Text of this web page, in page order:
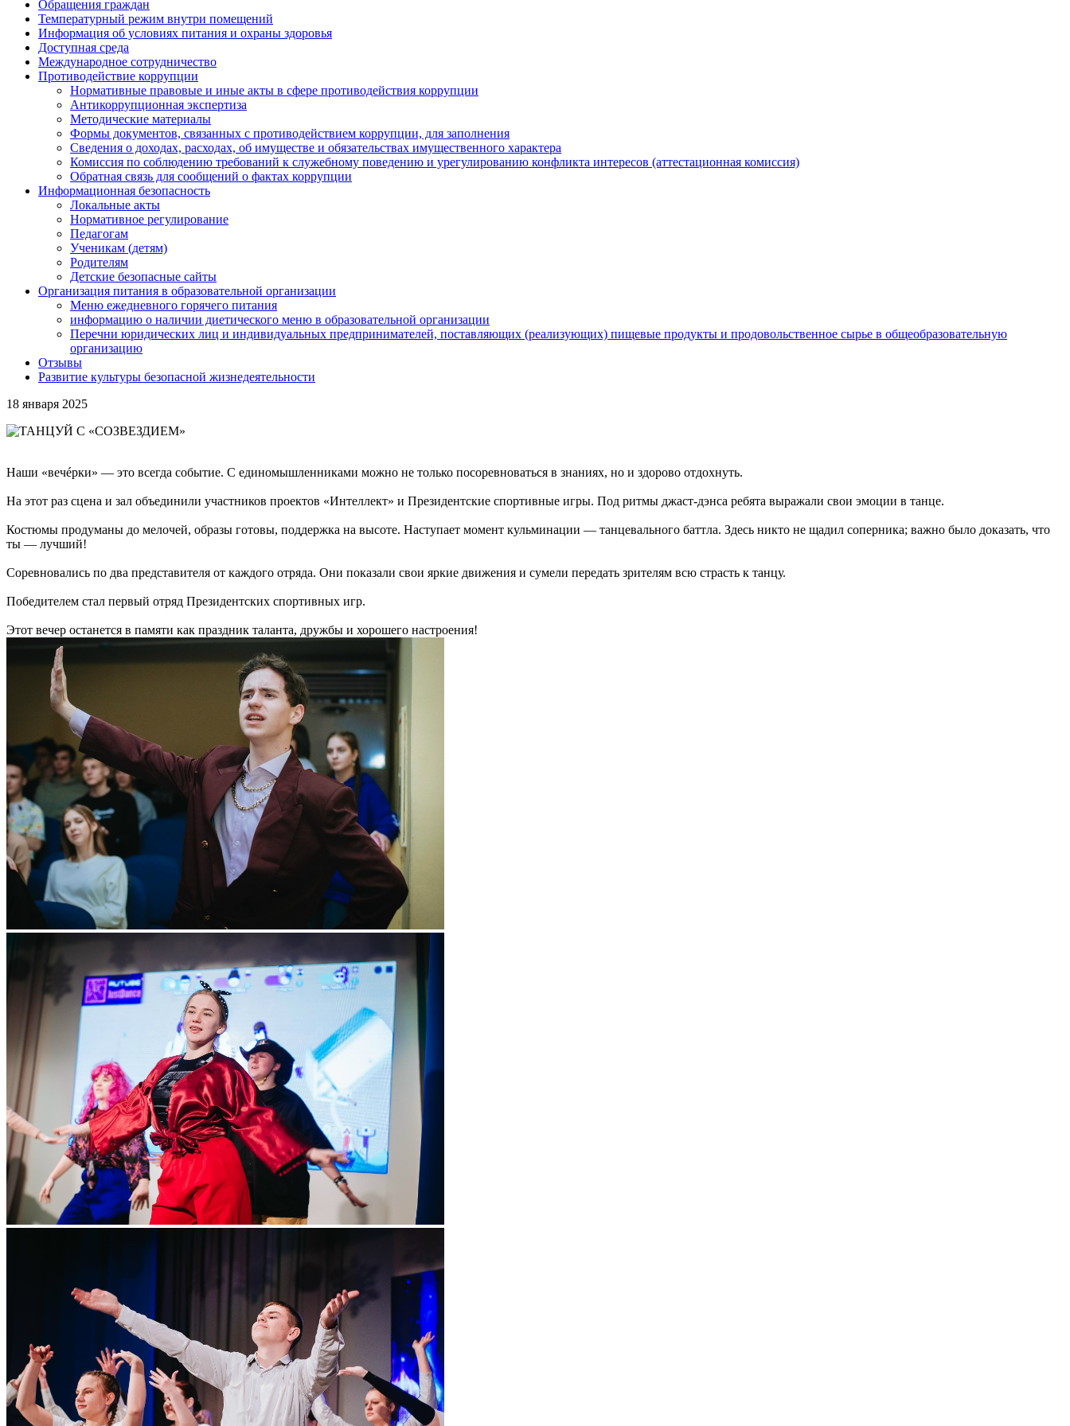
Обращения граждан
Температурный режим внутри помещений
Информация об условиях питания и охраны здоровья
Доступная среда
Международное сотрудничество
Противодействие коррупции
Нормативные правовые и иные акты в сфере противодействия коррупции
Антикоррупционная экспертиза
Методические материалы
Формы документов, связанных с противодействием коррупции, для заполнения
Сведения о доходах, расходах, об имуществе и обязательствах имущественного характера
Комиссия по соблюдению требований к служебному поведению и урегулированию конфликта интересов (аттестационная комиссия)
Обратная связь для сообщений о фактах коррупции
Информационная безопасность
Локальные акты
Нормативное регулирование
Педагогам
Ученикам (детям)
Родителям
Детские безопасные сайты
Организация питания в образовательной организации
Меню ежедневного горячего питания
информацию о наличии диетического меню в образовательной организации
Перечни юридических лиц и индивидуальных предпринимателей, поставляющих (реализующих) пищевые продукты и продовольственное сырье в общеобразовательную
организацию
Отзывы
Развитие культуры безопасной жизнедеятельности
18 января 2025
Наши «вечéрки» — это всегда событие. С единомышленниками можно не только посоревноваться в знаниях, но и здорово отдохнуть.
На этот раз сцена и зал объединили участников проектов «Интеллект» и Президентские спортивные игры. Под ритмы джаст-дэнса ребята выражали свои эмоции в танце.
Костюмы продуманы до мелочей, образы готовы, поддержка на высоте. Наступает момент кульминации — танцевального баттла. Здесь никто не щадил соперника; важно было доказать, что
ты — лучший!
Соревновались по два представителя от каждого отряда. Они показали свои яркие движения и сумели передать зрителям всю страсть к танцу.
Победителем стал первый отряд Президентских спортивных игр.
Этот вечер останется в памяти как праздник таланта, дружбы и хорошего настроения!